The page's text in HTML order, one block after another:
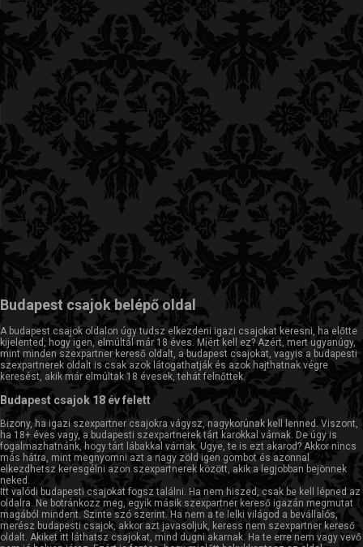
Budapest csajok belépő oldal
A budapest csajok oldalon úgy tudsz elkezdeni igazi csajokat keresni, ha előtte
kijelented, hogy igen, elmúltál már 18 éves. Miért kell ez? Azért, mert ugyanúgy,
mint minden szexpartner kereső oldalt, a budapest csajokat, vagyis a budapesti
szexpartnerek oldalt is csak azok látogathatják és azok hajthatnak végre
keresést, akik már elmúltak 18 évesek, tehát felnőttek.
Budapest csajok 18 év felett
Bizony, ha igazi szexpartner csajokra vágysz, nagykorúnak kell lenned. Viszont,
ha 18+ éves vagy, a budapesti szexpartnerek tárt karokkal várnak. De úgy is
fogalmazhatnánk, hogy tárt lábakkal várnak. Ugye, te is ezt akarod? Akkor nincs
más hátra, mint megnyomni azt a nagy zöld igen gombot és azonnal
elkezdhetsz keresgélni azon szexpartnerek között, akik a legjobban bejönnek
neked.
Itt valódi budapesti csajokat fogsz találni. Ha nem hiszed, csak be kell lépned az
oldalra. Ne botránkozz meg, egyik másik szexpartner kereső igazán megmutat
magából mindent. Szinte szó szerint. Ha nem a te lelki világod a bevállalós,
merész budapesti csajok, akkor azt javasoljuk, keress nem szexpartner kereső
oldalt. Akiket itt láthatsz csajokat, mind dugni akarnak. Ha te erre nem vagy vevő